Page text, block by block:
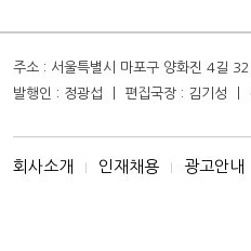
주소 : 서울특별시 마포구 양화진 4길
발행인 : 정광섭 ㅣ 편집국장 : 김기성
회사소개 I 인재채용 I 광고안내